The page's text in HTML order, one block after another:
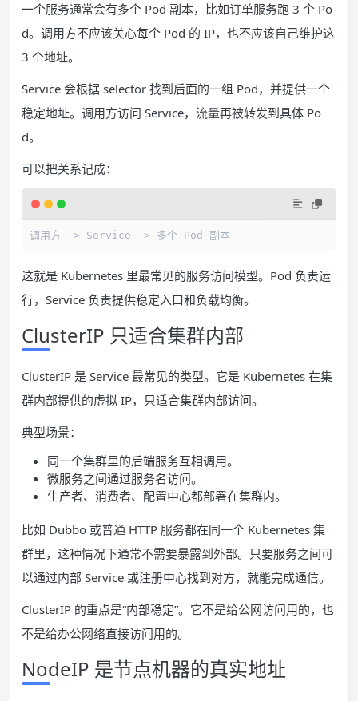
一个服务通常会有多个 Pod 副本，比如订单服务跑 3 个 Po
d。调用方不应该关心每个 Pod 的 IP，也不应该自己维护这
3 个地址。
Service 会根据 selector 找到后面的一组 Pod，并提供一个
稳定地址。调用方访问 Service，流量再被转发到具体 Po
d。
可以把关系记成：
调用方 -> Service -> 多个 Pod 副本
这就是 Kubernetes 里最常见的服务访问模型。Pod 负责运
行，Service 负责提供稳定入口和负载均衡。
ClusterIP 只适合集群内部
ClusterIP 是 Service 最常见的类型。它是 Kubernetes 在集
群内部提供的虚拟 IP，只适合集群内部访问。
典型场景：
同一个集群里的后端服务互相调用。
微服务之间通过服务名访问。
生产者、消费者、配置中心都部署在集群内。
比如 Dubbo 或普通 HTTP 服务都在同一个 Kubernetes 集
群里，这种情况下通常不需要暴露到外部。只要服务之间可
以通过内部 Service 或注册中心找到对方，就能完成通信。
ClusterIP 的重点是“内部稳定”。它不是给公网访问用的，也
不是给办公网络直接访问用的。
NodeIP 是节点机器的真实地址